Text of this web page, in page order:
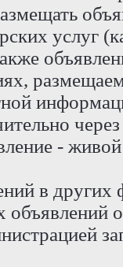
услуг
-
в